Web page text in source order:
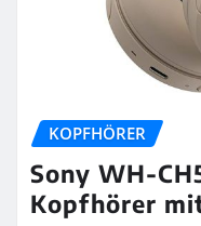
KOPFHÖRER
Sony WH-
Kopfhörer